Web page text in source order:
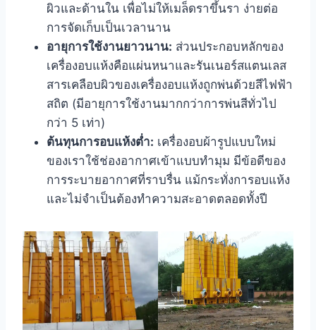
ผิวและด้านใน เพื่อไม่ให้เมล็ดราขึ้นรา ง่ายต่อ
การจัดเก็บเป็นเวลานาน
อายุการใช้งานยาวนาน: ส่วนประกอบหลักของ
เครื่องอบแห้งคือแผ่นหนาและรันเนอร์สแตนเลส
สารเคลือบผิวของเครื่องอบแห้งถูกพ่นด้วยสีไฟฟ้า
สถิต (มีอายุการใช้งานมากกว่าการพ่นสีทั่วไป
กว่า 5 เท่า)
ต้นทุนการอบแห้งต่ำ: เครื่องอบผ้ารูปแบบใหม่
ของเราใช้ช่องอากาศเข้าแบบทำมุม มีข้อดีของ
การระบายอากาศที่ราบรื่น แม้กระทั่งการอบแห้ง
และไม่จำเป็นต้องทำความสะอาดตลอดทั้งปี